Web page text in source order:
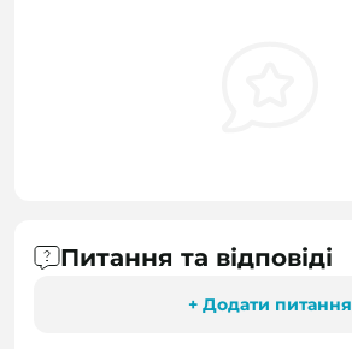
Питання та відповіді
+ Додати питання